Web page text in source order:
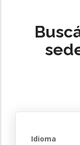
Idioma